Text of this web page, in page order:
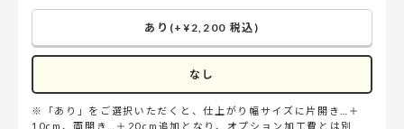
あり(+¥2,200 税込)
なし
※「あり」をご選択いただくと、仕上がり幅サイズに片開き…＋
10cm、両開き…＋20cm追加となり、オプション加工費とは別